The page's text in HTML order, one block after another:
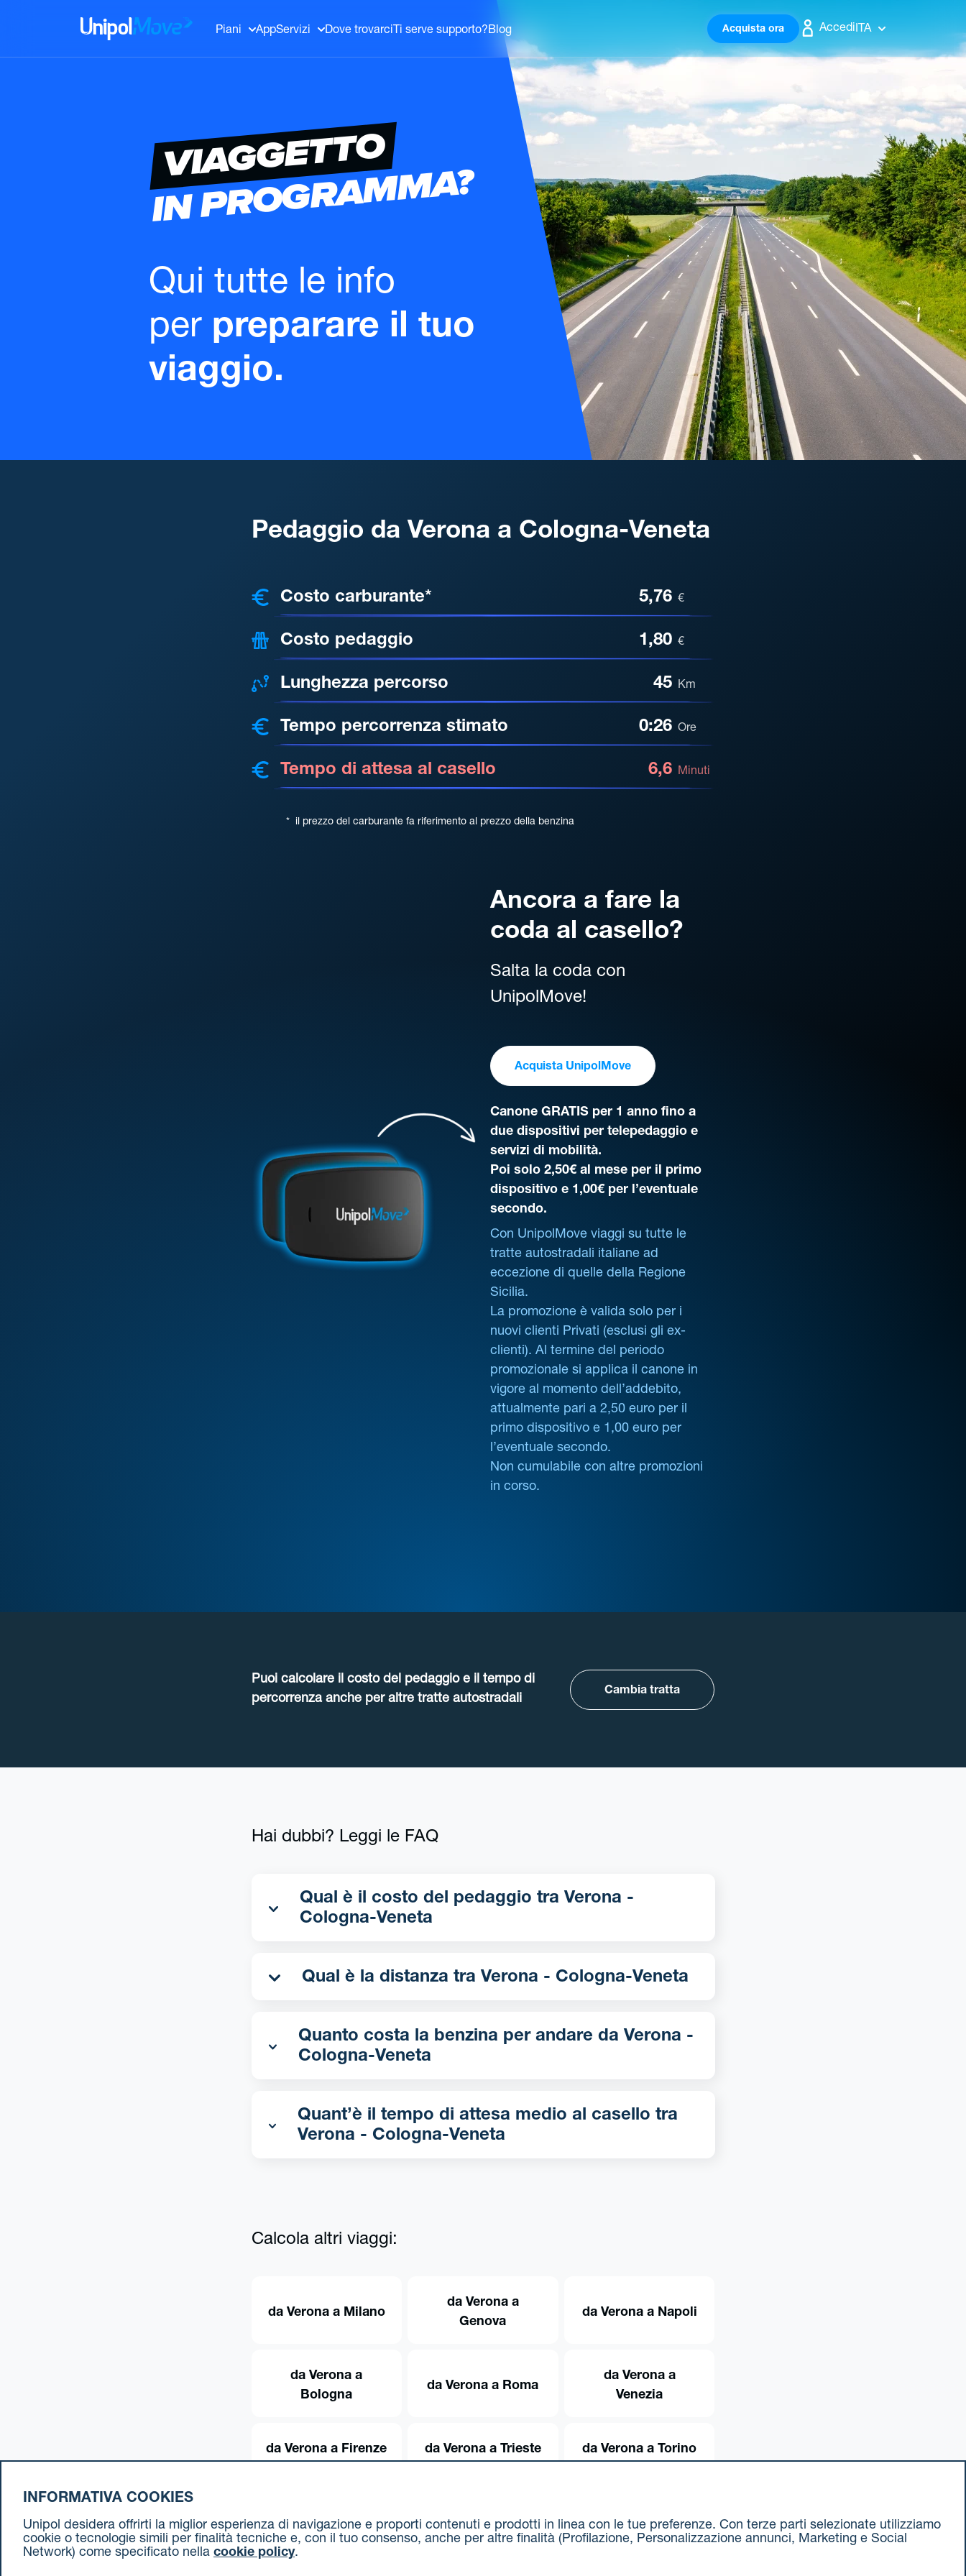
UnipolMove Piani AppServizi Dove trovarci Ti serve supporto?Blog Acquista ora AccediITA
VIAGGETTO
IN PROGRAMMA?
Qui tutte le info
per preparare il tuo
viaggio.
Pedaggio da Verona a Cologna-Veneta
Costo carburante* 5,76 €
Costo pedaggio 1,80 €
Lunghezza percorso 45 Km
Tempo percorrenza stimato 0:26 Ore
Tempo di attesa al casello 6,6 Minuti
* il prezzo del carburante fa riferimento al prezzo della benzina
Ancora a fare la
coda al casello?
Salta la coda con
UnipolMove!
Acquista UnipolMove
Canone GRATIS per 1 anno fino a
due dispositivi per telepedaggio e
servizi di mobilità.
Poi solo 2,50€ al mese per il primo
dispositivo e 1,00€ per l’eventuale
secondo.
Con UnipolMove viaggi su tutte le
tratte autostradali italiane ad
eccezione di quelle della Regione
Sicilia.
La promozione è valida solo per i
nuovi clienti Privati (esclusi gli ex-
clienti). Al termine del periodo
promozionale si applica il canone in
vigore al momento dell’addebito,
attualmente pari a 2,50 euro per il
primo dispositivo e 1,00 euro per
l’eventuale secondo.
Non cumulabile con altre promozioni
in corso.
Puoi calcolare il costo del pedaggio e il tempo di
percorrenza anche per altre tratte autostradali
Cambia tratta
Hai dubbi? Leggi le FAQ
Qual è il costo del pedaggio tra Verona -
Cologna-Veneta
Qual è la distanza tra Verona - Cologna-Veneta
Quanto costa la benzina per andare da Verona -
Cologna-Veneta
Quant’è il tempo di attesa medio al casello tra
Verona - Cologna-Veneta
Calcola altri viaggi:
da Verona a Milano
da Verona a
Genova
da Verona a Napoli
da Verona a
Bologna
da Verona a Roma
da Verona a
Venezia
da Verona a Firenze da Verona a Trieste da Verona a Torino
INFORMATIVA COOKIES
Unipol desidera offrirti la miglior esperienza di navigazione e proporti contenuti e prodotti in linea con le tue preferenze. Con terze parti selezionate utilizziamo
cookie o tecnologie simili per finalità tecniche e, con il tuo consenso, anche per altre finalità (Profilazione, Personalizzazione annunci, Marketing e Social
Network) come specificato nella cookie policy.